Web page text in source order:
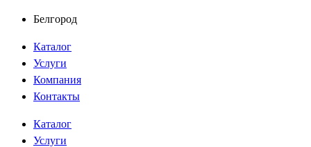
Перейти
содержимому
Белгород
Каталог
Услуги
Компания
Контакты
Каталог
Услуги